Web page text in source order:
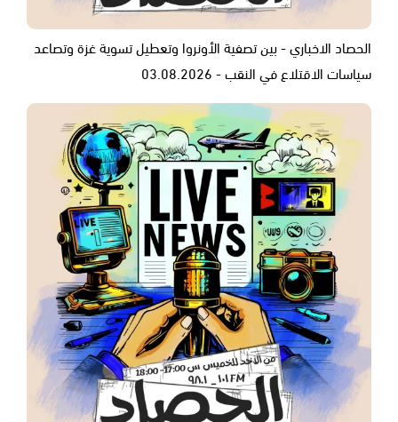
الحصاد الاخباري - بين تصفية الأونروا وتعطيل تسوية غزة وتصاعد
سياسات الاقتلاع في النقب - 03.08.2026